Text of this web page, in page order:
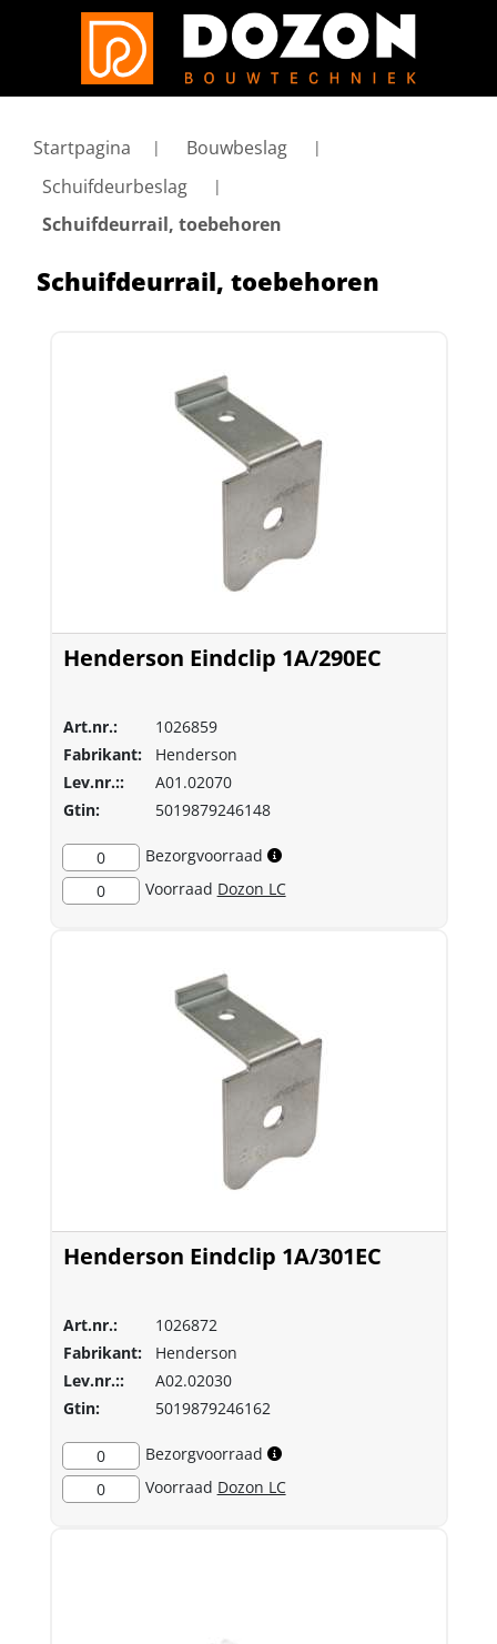
Startpagina
Bouwbeslag
Schuifdeurbeslag
Schuifdeurrail, toebehoren
Schuifdeurrail, toebehoren
Henderson Eindclip 1A/290EC
Art.nr.:
1026859
Fabrikant:
Henderson
Lev.nr.::
A01.02070
Gtin:
5019879246148
0
Bezorgvoorraad
0
Voorraad Dozon LC
Henderson Eindclip 1A/301EC
Art.nr.:
1026872
Fabrikant:
Henderson
Lev.nr.::
A02.02030
Gtin:
5019879246162
0
Bezorgvoorraad
0
Voorraad Dozon LC